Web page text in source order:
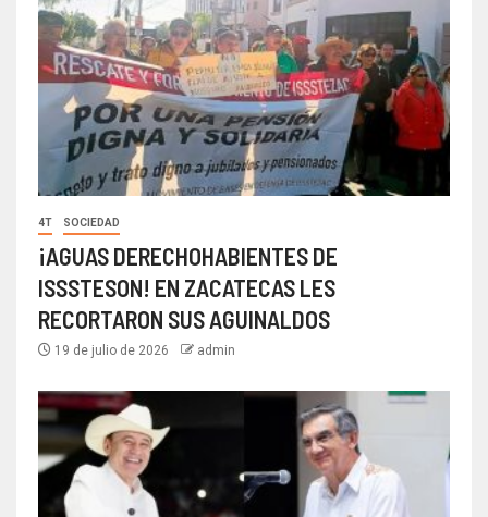
4T SOCIEDAD
¡AGUAS DERECHOHABIENTES DE
ISSSTESON! EN ZACATECAS LES
RECORTARON SUS AGUINALDOS
19 de julio de 2026 admin